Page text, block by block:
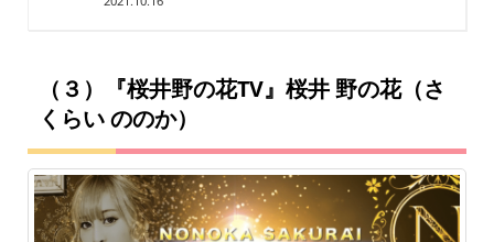
（３）『桜井野の花TV』桜井 野の花（さ
くらい ののか）